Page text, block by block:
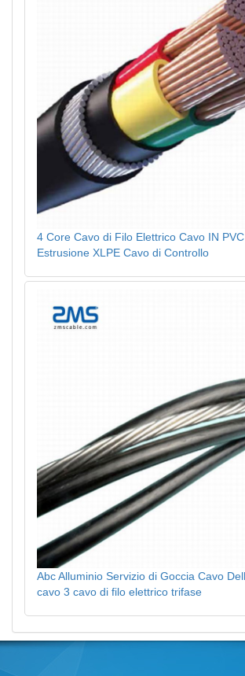
4 Core Cavo di Filo Elettrico Cavo IN
Estrusione XLPE Cavo di Controllo
Abc Alluminio Servizio di Goccia Cavo
cavo 3 cavo di filo elettrico trifase